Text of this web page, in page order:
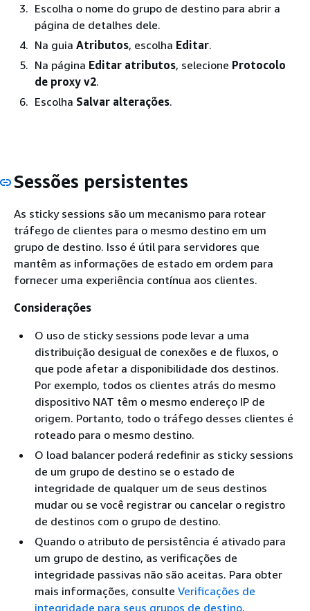
Escolha o nome do grupo de destino para abrir a
página de detalhes dele.
Na guia Atributos, escolha Editar.
Na página Editar atributos, selecione Protocolo
de proxy v2.
Escolha Salvar alterações.
Sessões persistentes
As sticky sessions são um mecanismo para rotear
tráfego de clientes para o mesmo destino em um
grupo de destino. Isso é útil para servidores que
mantêm as informações de estado em ordem para
fornecer uma experiência contínua aos clientes.
Considerações
O uso de sticky sessions pode levar a uma
distribuição desigual de conexões e de fluxos, o
que pode afetar a disponibilidade dos destinos.
Por exemplo, todos os clientes atrás do mesmo
dispositivo NAT têm o mesmo endereço IP de
origem. Portanto, todo o tráfego desses clientes é
roteado para o mesmo destino.
O load balancer poderá redefinir as sticky sessions
de um grupo de destino se o estado de
integridade de qualquer um de seus destinos
mudar ou se você registrar ou cancelar o registro
de destinos com o grupo de destino.
Quando o atributo de persistência é ativado para
um grupo de destino, as verificações de
integridade passivas não são aceitas. Para obter
mais informações, consulte Verificações de
integridade para seus grupos de destino.